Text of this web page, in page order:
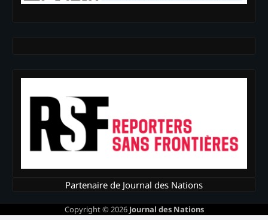
Partenaire de Journal des Nations
Copyright © 2026 Journal des Nations